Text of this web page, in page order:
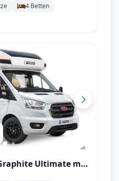
4 Betten
Ultimate mit